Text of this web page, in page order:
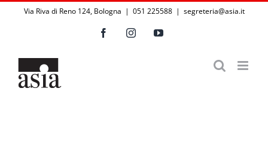
Via Riva di Reno 124, Bologna | 051 225588 | segreteria@asia.it
FacebookInstagramYouTube